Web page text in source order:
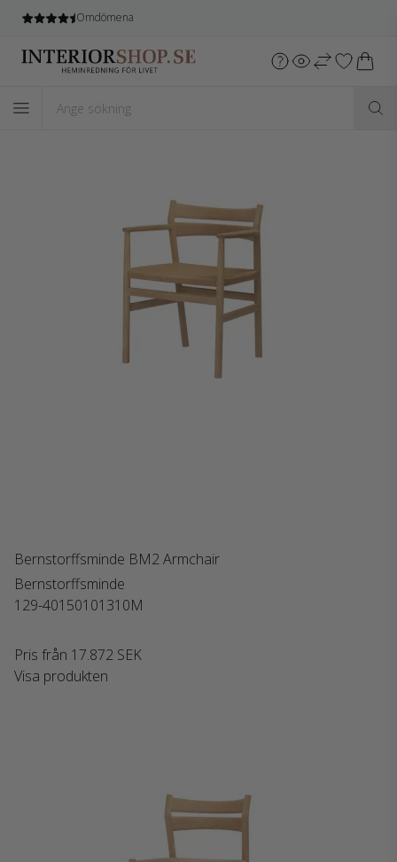
Omdömena
Bernstorffsminde BM2 Armchair
Bernstorffsminde
129-40150101310M
Pris från 17.872 SEK
Visa produkten